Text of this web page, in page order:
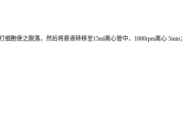
胞使之脱落，然后将悬液转移至15ml离心管中，1000rpm离心 5min；